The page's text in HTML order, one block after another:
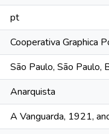
pt
Cooperativa Graphica
São Paulo, São Paulo,
Anarquista
A Vanguarda, 1921,